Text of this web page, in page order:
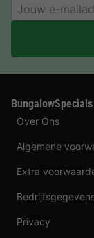
BungalowSpecials
Over Ons
Algemene
Extra
Privacy